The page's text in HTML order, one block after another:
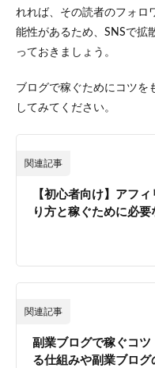
れれば、その読者のフォロ
能性があるため、SNSで拡
っておきましょう。
ブログで稼ぐためにコツを
してみてください。
関連記事
【初心者向け】アフ
り方と稼ぐために必
関連記事
副業ブログで稼ぐコツ
る仕組みや副業ブログ